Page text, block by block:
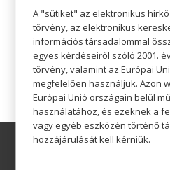
A Magyar
keresztül hozzá
ugyanolyan védelemmel
egyéb úton bocsátották
A "sütiket" az elektronikus
törvény, az elektronikus
információs társadalommal
egyes kérdéseiről szóló 2001.
törvény, valamint az Európai
megfelelően használjuk. Azon
Európai Unió országain belül
használatához, és ezeknek a
vagy egyéb eszközén történő
hozzájárulását kell kérniük.